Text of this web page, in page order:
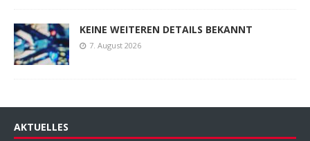
KEINE WEITEREN DETAILS BEKANNT
7. August 2026
AKTUELLES